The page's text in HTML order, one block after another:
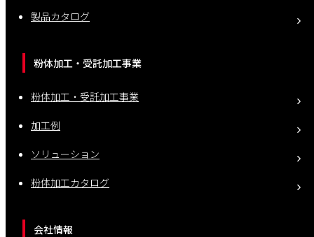
製品カタログ
粉体加工・受託加工事業
粉体加工・受託加工事業
加工例
ソリューション
粉体加工カタログ
会社情報